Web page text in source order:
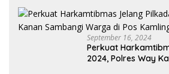
Bupati Lampung
2025-2030 Di Istana
September 16, 2024
Perkuat
2024, Polres Way